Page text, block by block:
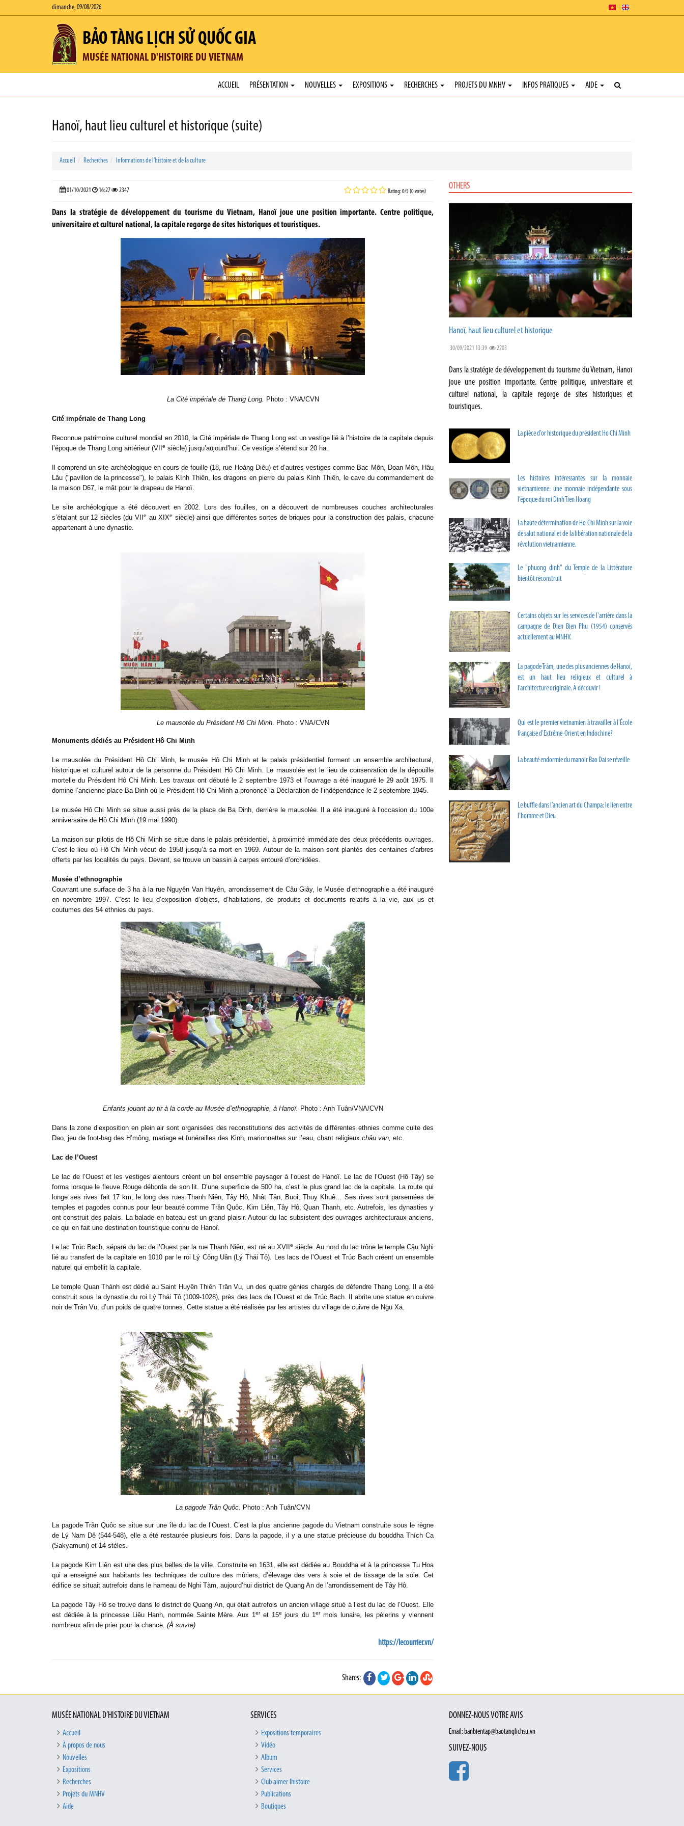
dimanche, 09/08/2026
BẢO TÀNG LỊCH SỬ QUỐC GIA
MUSÉE NATIONAL D'HISTOIRE DU VIETNAM
ACCUEIL PRÉSENTATION NOUVELLES EXPOSITIONS RECHERCHES PROJETS DU MNHV INFOS PRATIQUES AIDE
Hanoï, haut lieu culturel et historique (suite)
Accueil Recherches Informations de l’histoire et de la culture
01/10/2021 16:27 2347 Rating: 0/5 (0 votes)
Dans la stratégie de développement du tourisme du Vietnam, Hanoï joue une position importante. Centre politique,
universitaire et culturel national, la capitale regorge de sites historiques et touristiques.
La Cité impériale de Thang Long. Photo : VNA/CVN
Cité impériale de Thang Long
Reconnue patrimoine culturel mondial en 2010, la Cité impériale de Thang Long est un vestige lié à l’histoire de la capitale depuis
l’époque de Thang Long antérieur (VII
e siècle) jusqu’aujourd’hui. Ce vestige s’étend sur 20 ha.
Il comprend un site archéologique en cours de fouille (18, rue Hoàng Diêu) et d’autres vestiges comme Bac Môn, Doan Môn, Hâu
Lâu ("pavillon de la princesse"), le palais Kính Thiên, les dragons en pierre du palais Kính Thiên, le cave du commandement de
la maison D67, le mât pour le drapeau de Hanoï.
Le site archéologique a été découvert en 2002. Lors des fouilles, on a découvert de nombreuses couches architecturales
s’étalant sur 12 siècles (du VII
e au XIXe siècle) ainsi que différentes sortes de briques pour la construction des palais, chacune
appartenant à une dynastie.
Le mausotée du Président Hô Chi Minh. Photo : VNA/CVN
Monuments dédiés au Président Hô Chi Minh
Le mausolée du Président Hô Chi Minh, le musée Hô Chi Minh et le palais présidentiel forment un ensemble architectural,
historique et culturel autour de la personne du Président Hô Chi Minh. Le mausolée est le lieu de conservation de la dépouille
mortelle du Président Hô Chi Minh. Les travaux ont débuté le 2 septembre 1973 et l’ouvrage a été inauguré le 29 août 1975. Il
domine l’ancienne place Ba Dinh où le Président Hô Chi Minh a prononcé la Déclaration de l’indépendance le 2 septembre 1945.
Le musée Hô Chi Minh se situe aussi près de la place de Ba Dinh, derrière le mausolée. Il a été inauguré à l’occasion du 100e
anniversaire de Hô Chi Minh (19 mai 1990).
La maison sur pilotis de Hô Chi Minh se situe dans le palais présidentiel, à proximité immédiate des deux précédents ouvrages.
C’est le lieu où Hô Chi Minh vécut de 1958 jusqu’à sa mort en 1969. Autour de la maison sont plantés des centaines d’arbres
offerts par les localités du pays. Devant, se trouve un bassin à carpes entouré d’orchidées.
Musée d’ethnographie
Couvrant une surface de 3 ha à la rue Nguyên Van Huyên, arrondissement de Câu Giây, le Musée d’ethnographie a été inauguré
en novembre 1997. C’est le lieu d’exposition d’objets, d’habitations, de produits et documents relatifs à la vie, aux us et
coutumes des 54 ethnies du pays.
Enfants jouant au tir à la corde au Musée d’ethnographie, à Hanoï. Photo : Anh Tuân/VNA/CVN
Dans la zone d’exposition en plein air sont organisées des reconstitutions des activités de différentes ethnies comme culte des
Dao, jeu de foot-bag des H’mông, mariage et funérailles des Kinh, marionnettes sur l’eau, chant religieux châu van, etc.
Lac de l’Ouest
Le lac de l’Ouest et les vestiges alentours créent un bel ensemble paysager à l’ouest de Hanoï. Le lac de l’Ouest (Hô Tây) se
forma lorsque le fleuve Rouge déborda de son lit. D’une superficie de 500 ha, c’est le plus grand lac de la capitale. La route qui
longe ses rives fait 17 km, le long des rues Thanh Niên, Tây Hô, Nhât Tân, Buoi, Thuy Khuê… Ses rives sont parsemées de
temples et pagodes connus pour leur beauté comme Trân Quôc, Kim Liên, Tây Hô, Quan Thanh, etc. Autrefois, les dynasties y
ont construit des palais. La balade en bateau est un grand plaisir. Autour du lac subsistent des ouvrages architecturaux anciens,
ce qui en fait une destination touristique connu de Hanoï.
Le lac Trúc Bach, séparé du lac de l’Ouest par la rue Thanh Niên, est né au XVII e siècle. Au nord du lac trône le temple Câu Nghi
lié au transfert de la capitale en 1010 par le roi Lý Công Uân (Lý Thái Tô). Les lacs de l’Ouest et Trúc Bach créent un ensemble
naturel qui embellit la capitale.
Le temple Quan Thánh est dédié au Saint Huyên Thiên Trân Vu, un des quatre génies chargés de défendre Thang Long. Il a été
construit sous la dynastie du roi Lý Thái Tô (1009-1028), près des lacs de l’Ouest et de Trúc Bach. Il abrite une statue en cuivre
noir de Trân Vu, d’un poids de quatre tonnes. Cette statue a été réalisée par les artistes du village de cuivre de Ngu Xa.
La pagode Trân Quôc. Photo : Anh Tuân/CVN
La pagode Trân Quôc se situe sur une île du lac de l’Ouest. C’est la plus ancienne pagode du Vietnam construite sous le règne
de Lý Nam Dê (544-548), elle a été restaurée plusieurs fois. Dans la pagode, il y a une statue précieuse du bouddha Thích Ca
(Sakyamuni) et 14 stèles.
La pagode Kim Liên est une des plus belles de la ville. Construite en 1631, elle est dédiée au Bouddha et à la princesse Tu Hoa
qui a enseigné aux habitants les techniques de culture des mûriers, d’élevage des vers à soie et de tissage de la soie. Cet
édifice se situait autrefois dans le hameau de Nghi Tàm, aujourd’hui district de Quang An de l’arrondissement de Tây Hô.
La pagode Tây Hô se trouve dans le district de Quang An, qui était autrefois un ancien village situé à l’est du lac de l’Ouest. Elle
est dédiée à la princesse Liêu Hanh, nommée Sainte Mère. Aux 1eret 15e jours du 1ermois lunaire, les pèlerins y viennent
nombreux afin de prier pour la chance. (À suivre)
https://lecourrier.vn/
Shares:
OTHERS
Hanoï, haut lieu culturel et historique
30/09/2021 13:39 2203
Dans la stratégie de développement du tourisme du Vietnam, Hanoï
joue une position importante. Centre politique, universitaire et
culturel national, la capitale regorge de sites historiques et
touristiques.
La pièce d’or historique du président Ho Chi Minh
Les histoires intéressantes sur la monnaie
vietnamienne: une monnaie indépendante sous
l’époque du roi Dinh Tien Hoang
La haute détermination de Ho Chi Minh sur la voie
de salut national et de la libération nationale de la
révolution vietnamienne.
Le "phuong dinh" du Temple de la Littérature
bientôt reconstruit
Certains objets sur les services de l'arrière dans la
campagne de Dien Bien Phu (1954) conservés
actuellement au MNHV.
La pagode Trâm, une des plus anciennes de Hanoï,
est un haut lieu religieux et culturel à
l’architecture originale. À découvir !
Qui est le premier vietnamien à travailler à l'École
française d'Extrême-Orient en Indochine?
La beauté endormie du manoir Bao Dai se réveille
Le buffle dans l’ancien art du Champa: le lien entre
l’homme et Dieu
MUSÉE NATIONAL D’HISTOIRE DU VIETNAM
Accueil
À propos de nous
Nouvelles
Expositions
Recherches
Projets du MNHV
Aide
SERVICES
Expositions temporaires
Vidéo
Album
Services
Club aimer lhistoire
Publications
Boutiques
DONNEZ-NOUS VOTRE AVIS
Email: banbientap@baotanglichsu.vn
SUIVEZ-NOUS